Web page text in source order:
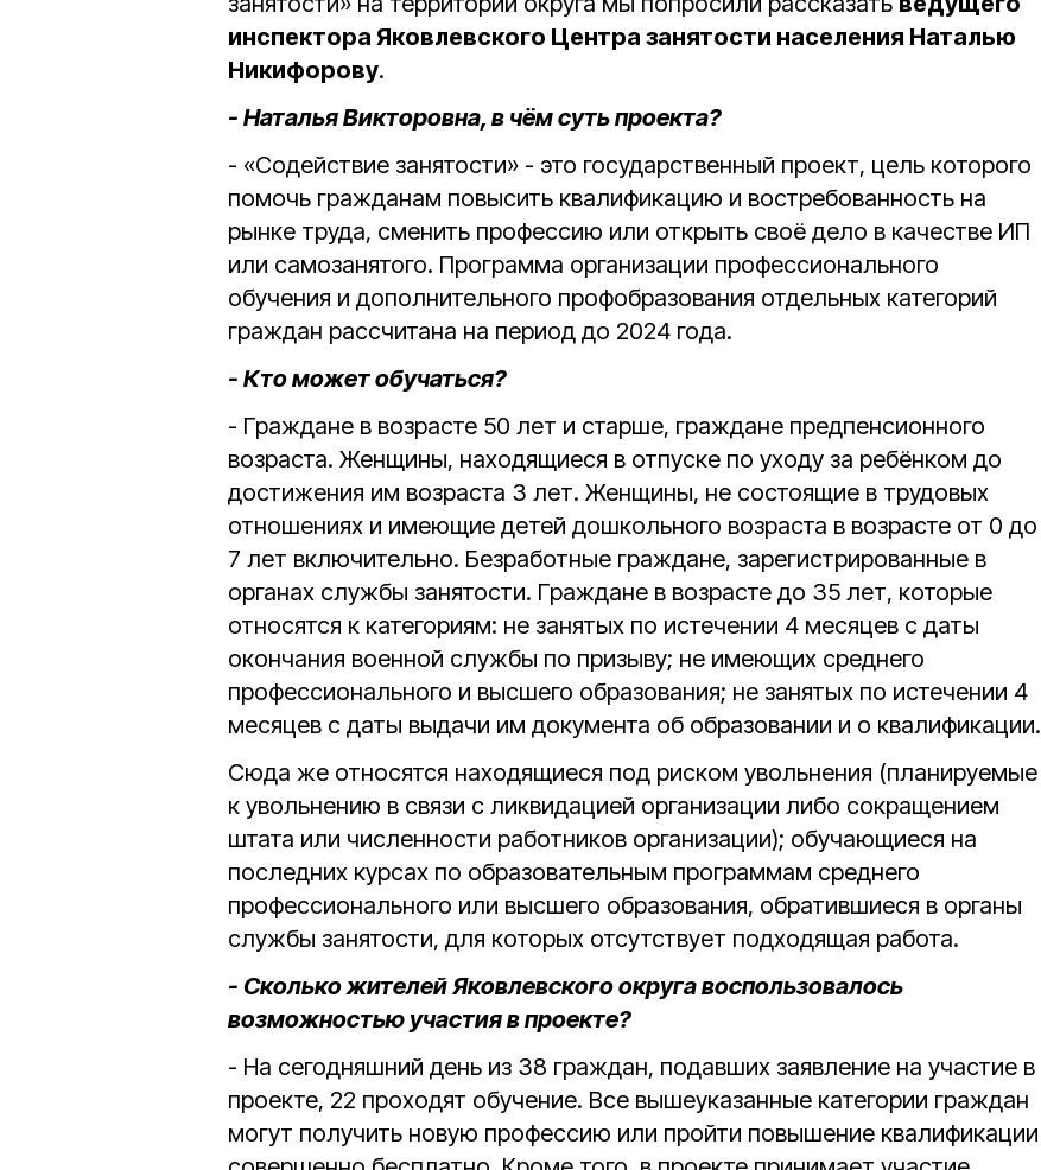
инспектора Яковлевского Центра занятости населения Наталью
Никифорову.
- Наталья Викторовна, в чём суть проекта?
- «Содействие занятости» - это государственный проект, цель которого
помочь гражданам повысить квалификацию и востребованность на
рынке труда, сменить профессию или открыть своё дело в качестве ИП
или самозанятого. Программа организации профессионального
обучения и дополнительного профобразования отдельных категорий
граждан рассчитана на период до 2024 года.
- Кто может обучаться?
- Граждане в возрасте 50 лет и старше, граждане предпенсионного
возраста. Женщины, находящиеся в отпуске по уходу за ребёнком до
достижения им возраста 3 лет. Женщины, не состоящие в трудовых
отношениях и имеющие детей дошкольного возраста в возрасте от 0 до
7 лет включительно. Безработные граждане, зарегистрированные в
органах службы занятости. Граждане в возрасте до 35 лет, которые
относятся к категориям: не занятых по истечении 4 месяцев с даты
окончания военной службы по призыву; не имеющих среднего
профессионального и высшего образования; не занятых по истечении 4
месяцев с даты выдачи им документа об образовании и о квалификации.
Сюда же относятся находящиеся под риском увольнения (планируемые
к увольнению в связи с ликвидацией организации либо сокращением
штата или численности работников организации); обучающиеся на
последних курсах по образовательным программам среднего
профессионального или высшего образования, обратившиеся в органы
службы занятости, для которых отсутствует подходящая работа.
- Сколько жителей Яковлевского округа воспользовалось
возможностью участия в проекте?
- На сегодняшний день из 38 граждан, подавших заявление на участие в
проекте, 22 проходят обучение. Все вышеуказанные категории граждан
могут получить новую профессию или пройти повышение квалификации